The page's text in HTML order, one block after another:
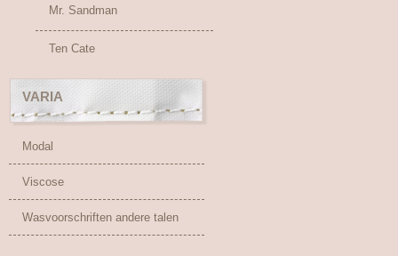
Mr. Sandman
Ten Cate
VARIA
Modal
Viscose
Wasvoorschriften andere talen